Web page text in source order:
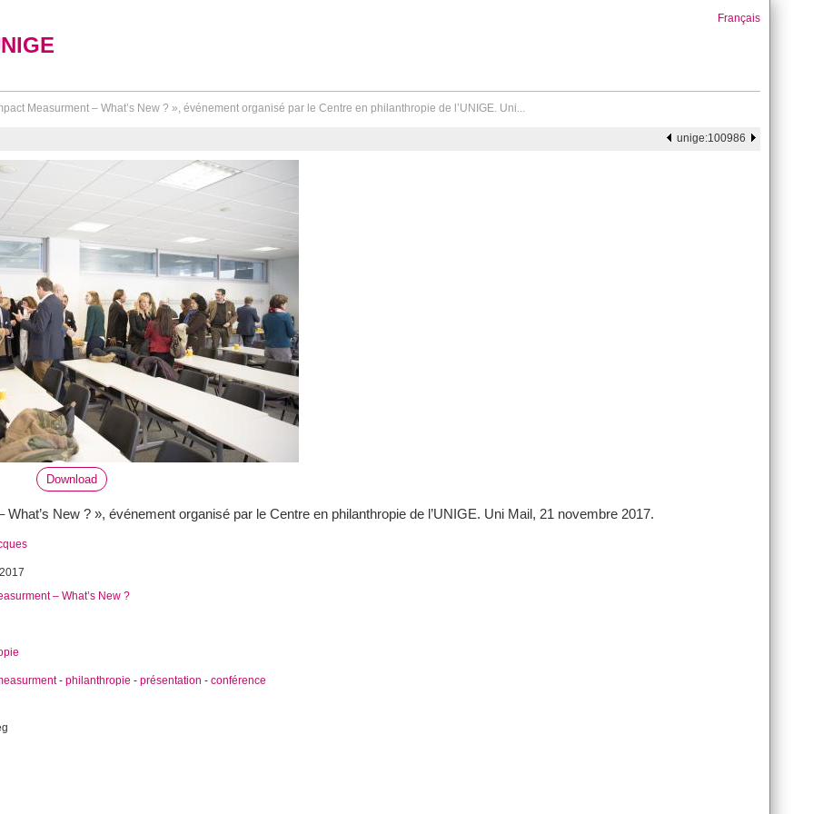
Français
Measurment – What’s New ? », événement organisé par le Centre en philanthropie de l’UNIGE. Uni...
unige:100986
Download
New ? », événement organisé par le Centre en philanthropie de l’UNIGE. Uni Mail, 21 novembre 2017.
– What’s New ?
- philanthropie - présentation - conférence